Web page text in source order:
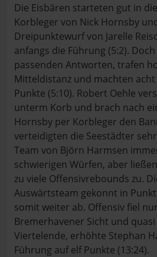
Die Eisbären starteten gut in
Korbleger von Nick Hornsby
Dreipunktewurf von Jarelle
anfangs die Führung (5:2).
passenden Antworten, trafen
Mitteldistanz und machten
Punkte (5:10). Robert Oehle
unterm Korb und brach nach
Hornsby per Korbleger den
verteidigten die Seestädter
Team von Björn Harmsen
schwierigen Würfen, aber
zu viele Offensivrebounds zu.
Auswärtsteam gekonnt in
somit weiter ab. Offensiv fiel
Bremerhavener Sicht und
Viertelende, erhöhte Stephan
Führung auf elf Punkte (13:24).